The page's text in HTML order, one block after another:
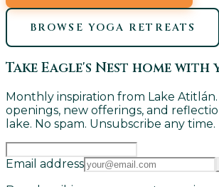
BROWSE YOGA RETREATS
Take Eagle's Nest home with
Monthly inspiration from Lake
openings, new offerings, and
lake. No spam. Unsubscribe any time.
Email address